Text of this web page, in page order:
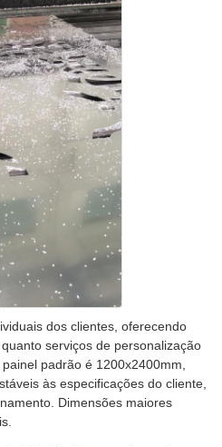
dos clientes, oferecendo
serviços de personalização
padrão é 1200x2400mm,
às especificações do cliente,
Dimensões maiores